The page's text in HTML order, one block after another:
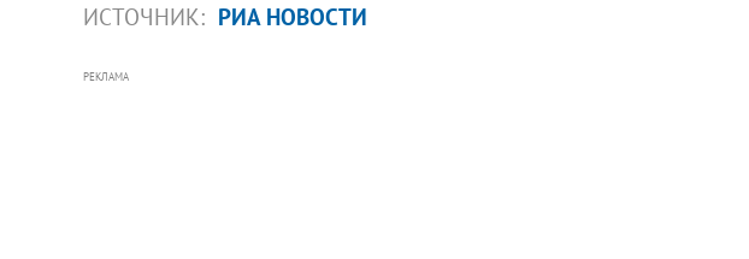
ИСТОЧНИК: РИА НОВОСТИ
РЕКЛАМА